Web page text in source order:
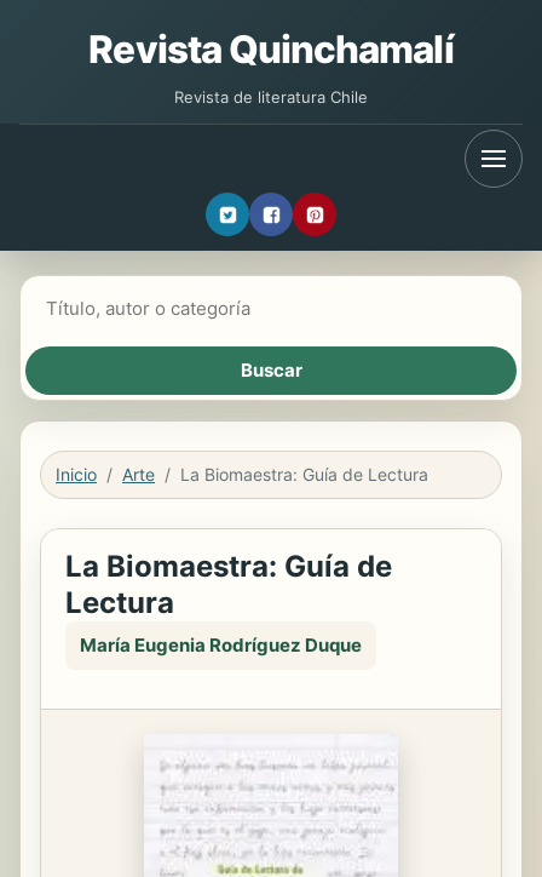
Revista Quinchamalí
Revista de literatura Chile
Inicio Arte La Biomaestra: Guía de Lectura
La Biomaestra: Guía de
Lectura
María Eugenia Rodríguez Duque